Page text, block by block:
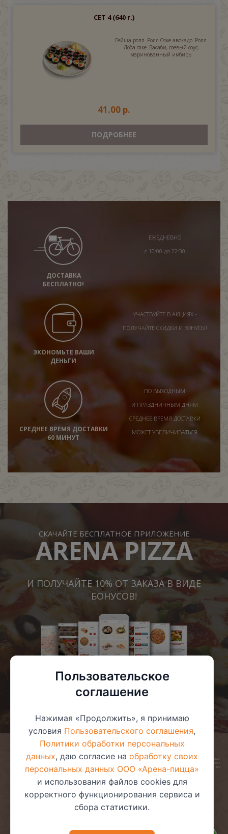
СЕТ 4(640 г.)
Гейша ролл. Ролл Сяке авокадо. Ролл
Лоба сяке. Васаби, соевый соус,
маринованный имбирь
41.00 р.
ПОДРОБНЕЕ
ДОСТАВКА
БЕСПЛАТНО!
ЕЖЕДНЕВНО
с 10:00 до 22:30
ЭКОНОМЬТЕ ВАШИ
ДЕНЬГИ
УЧАСТВУЙТЕ В АКЦИЯХ -
ПОЛУЧАЙТЕ СКИДКИ И БОНУСЫ!
СРЕДНЕЕ ВРЕМЯ ДОСТАВКИ
60 МИНУТ
ПО ВЫХОДНЫМ
И ПРАЗДНИЧНЫМ ДНЯМ
СРЕДНЕЕ ВРЕМЯ ДОСТАВКИ
МОЖЕТ УВЕЛИЧИВАТЬСЯ
СКАЧАЙТЕ БЕСПЛАТНОЕ ПРИЛОЖЕНИЕ
ARENA PIZZA
И ПОЛУЧАЙТЕ 10% ОТ ЗАКАЗА В ВИДЕ
БОНУСОВ!
© 2025 ООО «Арена-пицца»
УНП 391272611
Магазин зарегистрирован в торговом реестре 08.05.2017 №381622
Пользовательское
соглашение
Нажимая «Продолжить», я принимаю
условия Пользовательского соглашения,
Политики обработки персональных
данных, даю согласие на обработку своих
персональных данных ООО «Арена-пицца»
и использования файлов cookies для
корректного функционирования сервиса и
сбора статистики.